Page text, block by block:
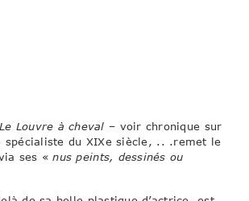
Le Louvre à cheval – voir chronique sur
spécialiste du XIXe siècle, .. .remet le
ses «nus peints, dessinés ou